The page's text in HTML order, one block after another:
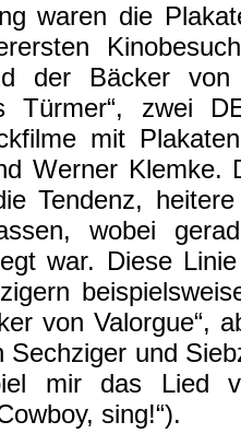
waren die
der Bäcker von
Türmer“, zwei
mit
Werner Klemke.
Tendenz,
wobei
war. Diese
von Valorgue“,
Sechziger und
mir das Lied
sing!“).